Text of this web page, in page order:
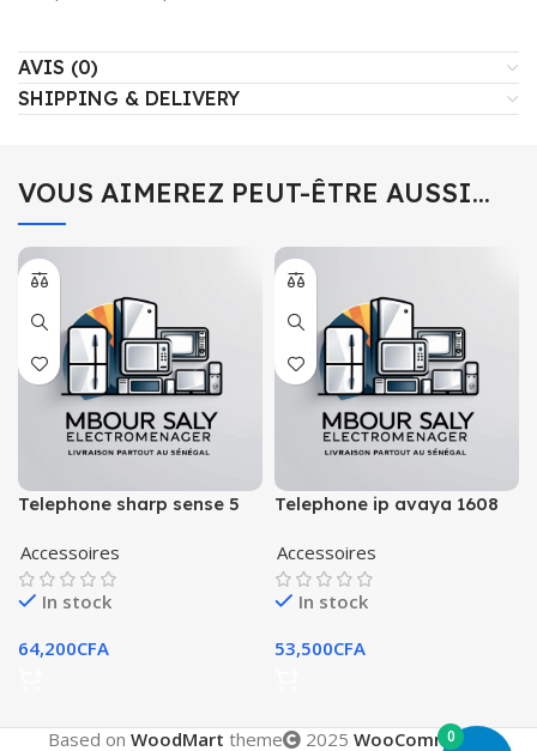
AVIS (0)
SHIPPING & DELIVERY
VOUS AIMEREZ PEUT-ÊTRE AUSSI…
Telephone sharp sense 5
Accessoires
In stock
64,200CFA
Telephone ip avaya 1608
Accessoires
In stock
53,500CFA
Based on WoodMart theme 2025 WooCommerce
0